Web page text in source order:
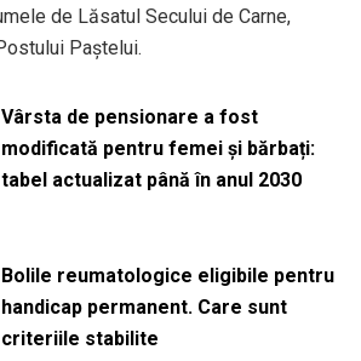
de Lăsatul Secului de Carne,
Paștelui.
Vârsta de pensionare a fost
modificată pentru femei și bărbați:
tabel actualizat până în anul 2030
Bolile reumatologice eligibile pentru
handicap permanent. Care sunt
criteriile stabilite